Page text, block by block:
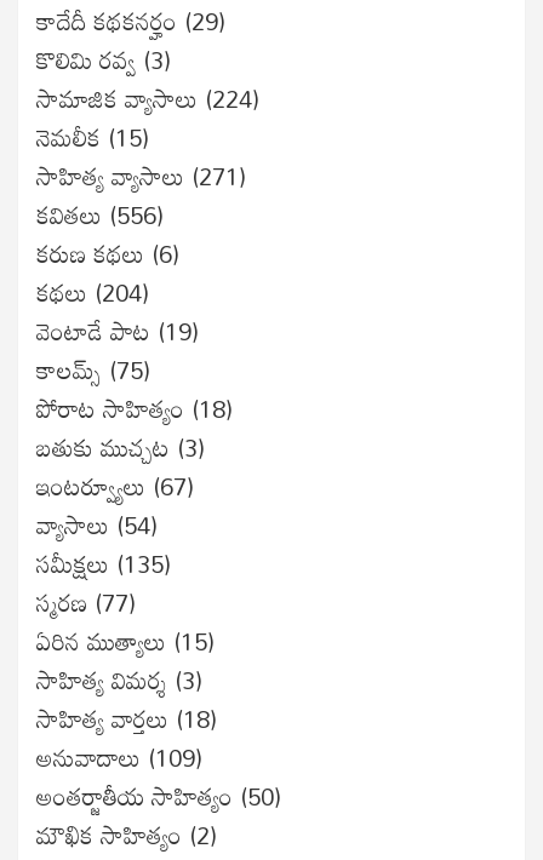
కాదేదీ కథకనర్హం (29)
కొలిమి రవ్వ (3)
సామాజిక వ్యాసాలు (224)
నెమలీక (15)
సాహిత్య వ్యాసాలు (271)
కవితలు (556)
కరుణ కథలు (6)
కథలు (204)
వెంటాడే పాట (19)
కాలమ్స్ (75)
పోరాట సాహిత్యం (18)
బతుకు ముచ్చట (3)
ఇంటర్వ్యూలు (67)
వ్యాసాలు (54)
సమీక్షలు (135)
స్మరణ (77)
ఏరిన ముత్యాలు (15)
సాహిత్య విమర్శ (3)
సాహిత్య వార్తలు (18)
అనువాదాలు (109)
అంతర్జాతీయ సాహిత్యం (50)
మౌఖిక సాహిత్యం (2)